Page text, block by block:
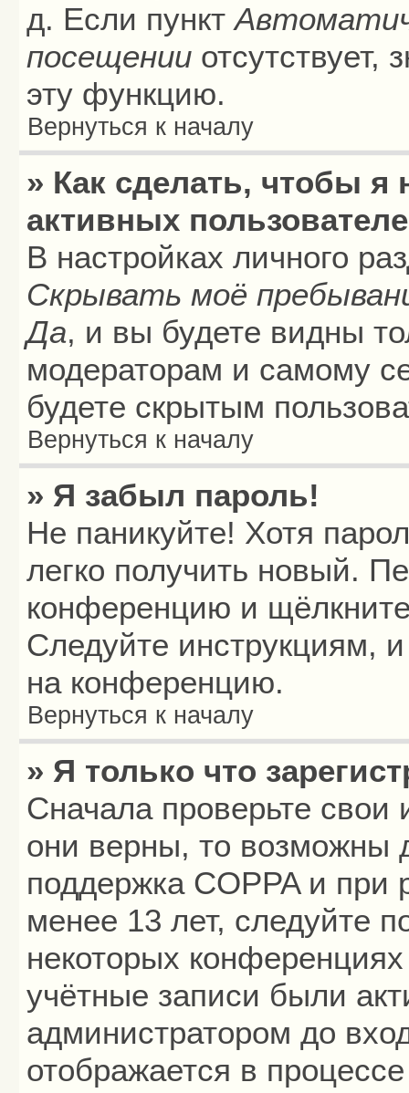
д. Если пункт
посещении отсутствует,
эту функцию.
Вернуться к началу
» Как сделать, чтобы я
активных
В настройках личного
Скрывать моё
Да, и вы будете видны
модераторам и самому
будете скрытым
Вернуться к началу
» Я забыл пароль!
Не паникуйте! Хотя
легко получить новый.
конференцию и
Следуйте инструкциям,
на конференцию.
Вернуться к началу
» Я только что
Сначала проверьте свои
они верны, то возможны
поддержка COPPA и при
менее 13 лет, следуйте
некоторых
учётные записи были
администратором до
отображается в